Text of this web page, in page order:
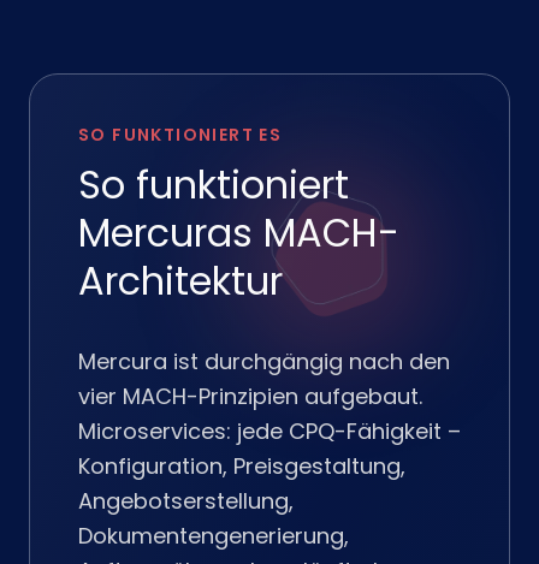
SO FUNKTIONIERT ES
So funktioniert
Mercuras MACH-
Architektur
Mercura ist durchgängig nach den
vier MACH-Prinzipien aufgebaut.
Microservices: jede CPQ-Fähigkeit –
Konfiguration, Preisgestaltung,
Angebotserstellung,
Dokumentengenerierung,